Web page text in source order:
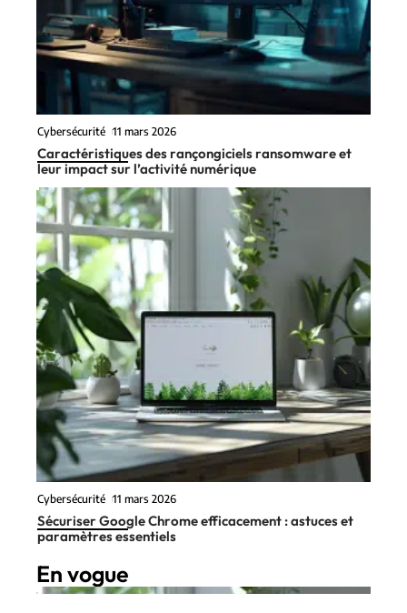
Cybersécurité 11 mars 2026
Caractéristiques des rançongiciels ransomware et
leur impact sur l’activité numérique
Cybersécurité 11 mars 2026
Sécuriser Google Chrome efficacement : astuces et
paramètres essentiels
En vogue